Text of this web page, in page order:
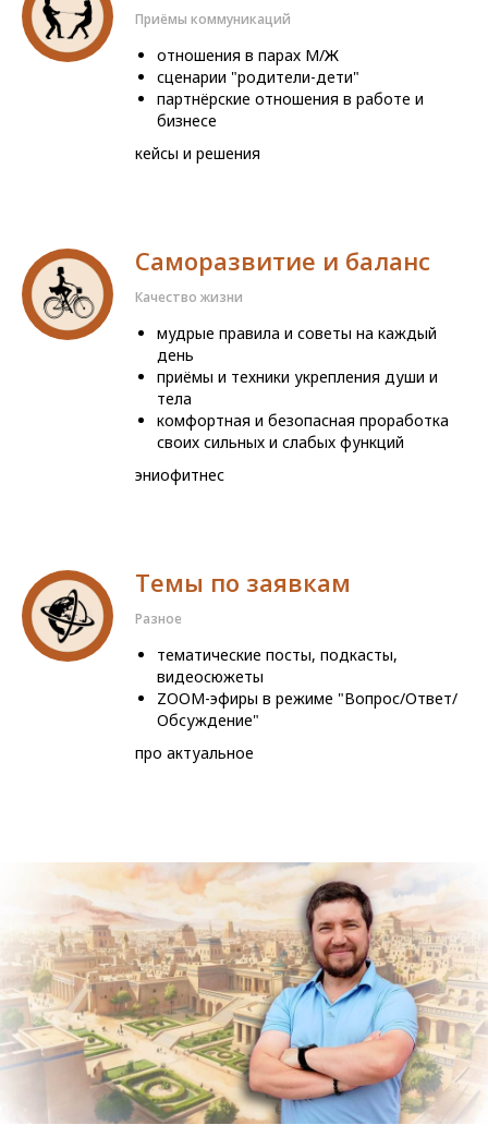
Приёмы коммуникаций
отношения в парах М/Ж
сценарии "родители-дети"
партнёрские отношения в работе и
бизнесе
кейсы и решения
Саморазвитие и баланс
Качество жизни
мудрые правила и советы на каждый
день
приёмы и техники укрепления души и
тела
комфортная и безопасная проработка
своих сильных и слабых функций
эниофитнес
Темы по заявкам
Разное
тематические посты, подкасты,
видеосюжеты
ZOOM-эфиры в режиме "Вопрос/Ответ/
Обсуждение"
про актуальное